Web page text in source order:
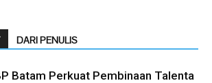
DARI PENULIS
Batam Perkuat Pembinaan Talenta